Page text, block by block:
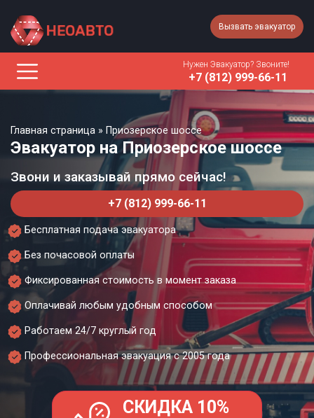
Вызвать эвакуатор
Нужен Эвакуатор? Звоните!
+7 (812) 999-66-11
Главная страница » Приозерское шоссе
Эвакуатор на Приозерское шоссе
Звони и заказывай прямо сейчас!
+7 (812) 999-66-11
Бесплатная подача эвакуатора
Без почасовой оплаты
Фиксированная стоимость в момент заказа
Оплачивай любым удобным способом
Работаем 24/7 круглый год
Профессиональная эвакуация с 2005 года
СКИДКА 10%